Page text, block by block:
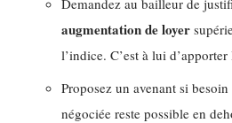
Demandez au bailleur de
augmentation de loyer
l’indice. C’est à lui
Proposez un avenant si
négociée reste possible en